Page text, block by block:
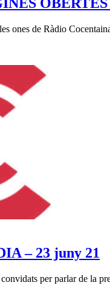
OBERTES
ones de Ràdio
– 23 juny 21
per parlar de la